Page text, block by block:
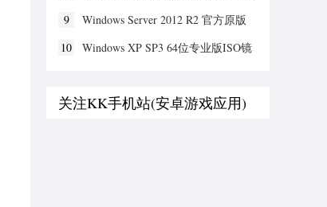
9
Windows Server 2012 R2 官方原版
10
Windows XP SP3 64位专业版ISO镜
关注KK手机站(安卓游戏应用)